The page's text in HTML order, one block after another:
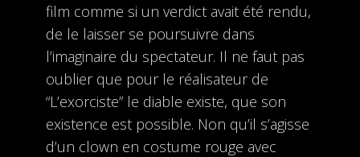
film comme si un verdict avait été rendu,
de le laisser se poursuivre dans
l’imaginaire du spectateur. Il ne faut pas
oublier que pour le réalisateur de
“L’exorciste” le diable existe, que son
existence est possible. Non qu’il s’agisse
d’un clown en costume rouge avec